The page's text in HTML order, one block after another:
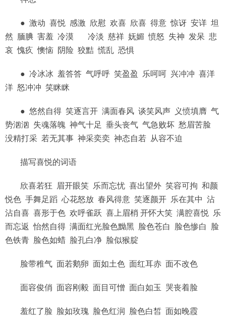
● 激动 喜悦 感激 欣慰 欢喜 欣喜 得意 惊讶 安详 坦
然 腼腆 害羞 冷漠 冷淡 慈祥 妩媚 愤怒 失神 发呆 悲
哀 愧疚 懊恼 阴险 狡黠 慌乱 恐惧
● 冷冰冰 羞答答 气呼呼 笑盈盈 乐呵呵 兴冲冲 喜洋
洋 怒冲冲 笑眯眯
● 悠然自得 笑逐言开 满面春风 谈笑风声 义愤填膺 气
势汹汹 失魂落魄 神气十足 垂头丧气 气急败坏 愁眉苦脸
没精打采 若无其事 神采奕奕 神态自若 从容不迫
描写喜悦的词语
欣喜若狂 眉开眼笑 乐而忘忧 喜出望外 笑容可拘 和颜
悦色 手舞足蹈 心花怒放 春风得意 笑逐颜开 乐在其中 沾
沾自喜 喜形于色 欢呼雀跃 喜上眉梢 开怀大笑 满腔喜悦 乐
而忘返 怡然自得 满面红光脸色黝黑 脸色苍白 脸色惨白 脸
色铁青 脸色如蜡 脸孔白净 脸似猴腚
脸带稚气 面若鹅卵 面如土色 面红耳赤 面不改色
面容俊俏 面容刚毅 面目可憎 面白如玉 哭丧着脸
羞红了脸 脸如玫瑰 脸色红润 脸色白皙 面如晚霞